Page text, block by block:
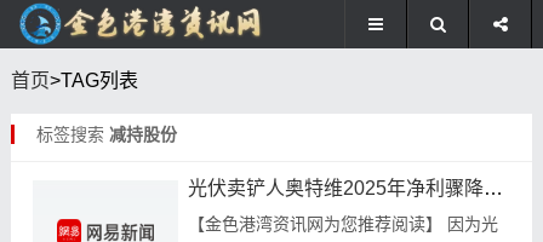
首页>TAG列表
标签搜索 减持股份
光伏卖铲人奥特维2025年净利骤降，啥情况？
【金色港湾资讯网为您推荐阅读】 因为光